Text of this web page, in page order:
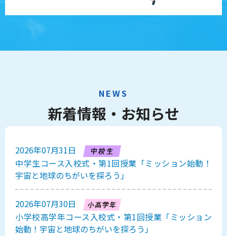
NEWS
新着情報・お知らせ
2026年07月31日
中学生コース入校式・第1回授業「ミッション始動！
宇宙と地球のちがいを探ろう」
2026年07月30日
小学校高学年コース入校式・第1回授業「ミッション
始動！宇宙と地球のちがいを探ろう」